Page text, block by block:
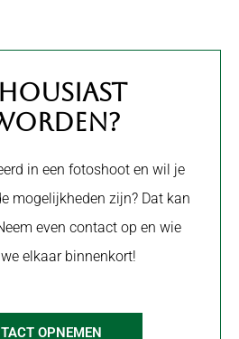
in een fotoshoot en wil je
mogelijkheden zijn? Dat kan
even contact op en wie
elkaar binnenkort!
OPNEMEN